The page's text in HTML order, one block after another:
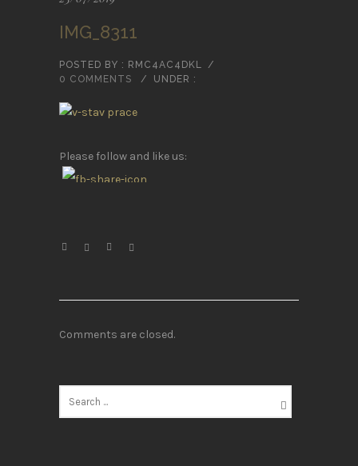
IMG_8311
POSTED BY : RMC4AC4DKL
/
0 COMMENTS
/ UNDER :
Please follow and like us:
Comments are closed.